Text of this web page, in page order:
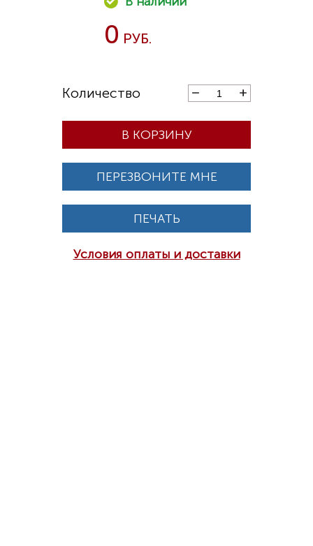
0
В КОРЗИНУ
ПЕРЕЗВОНИТЕ МНЕ
ПЕЧАТЬ
Условия оплаты и доставки